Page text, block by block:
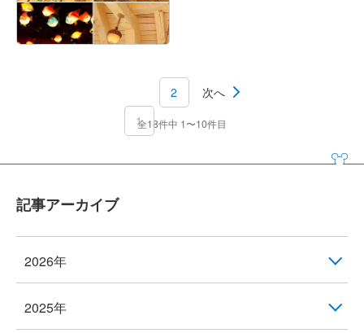
1
2 次へ
全18件中 1〜10件目
記事アーカイブ
2026年
2025年